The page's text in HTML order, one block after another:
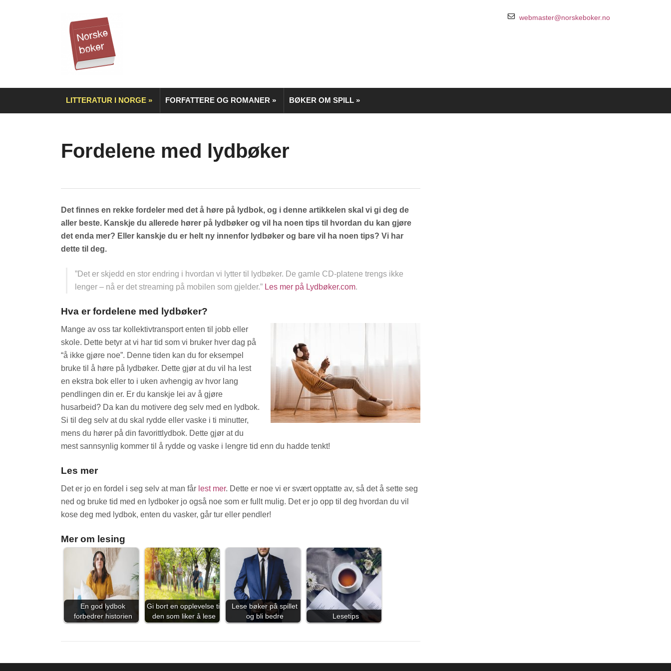
webmaster@norskeboker.no
LITTERATUR I NORGE » FORFATTERE OG ROMANER » BØKER OM SPILL »
Fordelene med lydbøker
Det finnes en rekke fordeler med det å høre på lydbok, og i denne artikkelen skal vi gi deg de
aller beste. Kanskje du allerede hører på lydbøker og vil ha noen tips til hvordan du kan gjøre
det enda mer? Eller kanskje du er helt ny innenfor lydbøker og bare vil ha noen tips? Vi har
dette til deg.
”Det er skjedd en stor endring i hvordan vi lytter til lydbøker. De gamle CD-platene trengs ikke
lenger – nå er det streaming på mobilen som gjelder.” Les mer på Lydbøker.com.
Hva er fordelene med lydbøker?
Mange av oss tar kollektivtransport enten til jobb eller
skole. Dette betyr at vi har tid som vi bruker hver dag på
“å ikke gjøre noe”. Denne tiden kan du for eksempel
bruke til å høre på lydbøker. Dette gjør at du vil ha lest
en ekstra bok eller to i uken avhengig av hvor lang
pendlingen din er. Er du kanskje lei av å gjøre
husarbeid? Da kan du motivere deg selv med en lydbok.
Si til deg selv at du skal rydde eller vaske i ti minutter,
mens du hører på din favorittlydbok. Dette gjør at du
mest sannsynlig kommer til å rydde og vaske i lengre tid enn du hadde tenkt!
Les mer
Det er jo en fordel i seg selv at man får lest mer. Dette er noe vi er svært opptatte av, så det å sette seg
ned og bruke tid med en lydboker jo også noe som er fullt mulig. Det er jo opp til deg hvordan du vil
kose deg med lydbok, enten du vasker, går tur eller pendler!
Mer om lesing
En god lydbok
forbedrer historien
Gi bort en opplevelse til
den som liker å lese
Lese bøker på spillet
og bli bedre
Lesetips